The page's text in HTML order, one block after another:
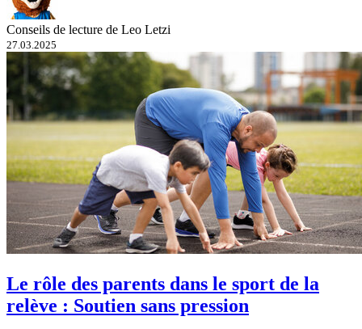
Conseils de lecture de Leo Letzi
27.03.2025
Le rôle des parents dans le sport de la
relève : Soutien sans pression